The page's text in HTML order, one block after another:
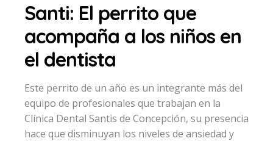
Santi: El perrito que
acompaña a los niños en
el dentista
Este perrito de un año es un integrante más del
equipo de profesionales que trabajan en la
Clínica Dental Santis de Concepción, su presencia
hace que disminuyan los niveles de ansiedad y